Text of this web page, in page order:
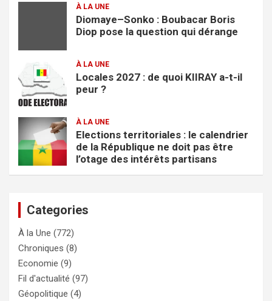
À LA UNE
Diomaye–Sonko : Boubacar Boris
Diop pose la question qui dérange
À LA UNE
Locales 2027 : de quoi KIIRAY a-t-il
peur ?
À LA UNE
Elections territoriales : le calendrier
de la République ne doit pas être
l’otage des intérêts partisans
Categories
À la Une (772)
Chroniques (8)
Economie (9)
Fil d'actualité (97)
Géopolitique (4)